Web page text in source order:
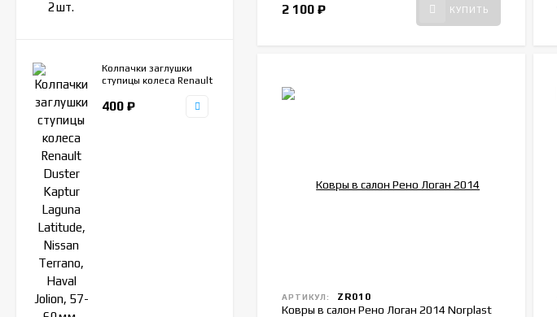
2 100 ₽ КУПИТЬ
АРТИКУЛ: ZR010
Ковры в салон Рено Логан 2014 Norplast
Колпачки заглушки
ступицы колеса Renault
Latitude, Nissan
400 ₽